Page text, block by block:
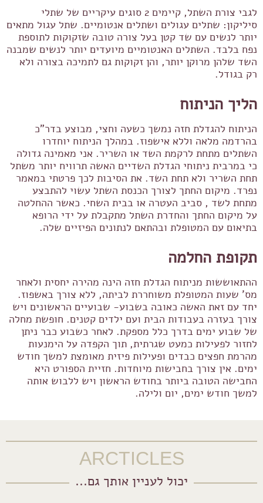
לגבי צורת השתל, קיימים 2 סוגים עיקריים של שתלי
סיליקון: שתלים עגולים ושתלים אנטומיים. שתל עגול מתאים
יותר לנשים עם שד קטן בעל צורה טובה שזקוקות לתוספת
נפח בלבד. השתלים האנטומיים מיועדים יותר לנשים שמבנה
השד שלהן מרוקן יותר, והן זקוקות גם לתמיכה בצורה ולא
רק בגודל.
הליך הניתוח
הניתוח להגדלת חזה נמשך כשעה וחצי, מבוצע בדר"כ
בהרדמה מלאה וללא אישפוז. במהלך הניתוח יוחדרו
השתלים מתחת לרקמת השד או השריר. אני מאמינה גדולה
כי במרבית ניתוחי הגדלת השדיים האשה תרוויח יותר משתל
תחת השריר ולא תחת השד. את הסיבות לכך פרטתי במאמר
נפרד. מיקום החתך לצורך הכנסת השתל עשוי להתבצע
מתחת לשד , סביב העטרה או בבית השחי. כאשר ההחלטה
על מיקום החתך והחדרת השתל מתקבלת על ידי הרופא
בתיאום עם המטופלת ובהתאם לנתונים הפיזיים שלה.
תקופת החלמה
ההתאוששות מניתוח הגדלת חזה הינה מהירה יחסית ולאחר
מס' שעות המטופלת משוחררת לביתה, ללא צורך באשפוז.
יחד עם זאת האשה כאובה בשבוע- שבועיים הראשונים ויש
צורך בעזרה בעבודות הבית ועם ילדים קטנים. חופשת מחלה
של שבוע ימים בדרך כלל מספקת. לאחר כשבוע כבר ניתן
לחזור לפעילות כמעט שגרתית, תוך הקפדה על הימנעות
מהרמת חפצים כבדים ופעילות פיזית מאומצת למשך חודש
ימים. אין צורך בחבישות מיוחדות. חזיית הספורט היא
החבישה הטובה ביותר בחודש הראשון ויש ללבוש אותה
למשך חודש ימים, יום ולילה.
ARCTICLES
יכול לעניין אותך גם...